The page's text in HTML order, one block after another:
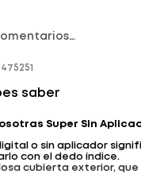
saber
Super Sin
o sin aplicador
con el dedo índice.
cubierta exterior,